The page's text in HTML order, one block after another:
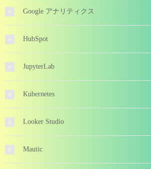
Google アナリティクス
HubSpot
JupyterLab
Kubernetes
Looker Studio
Mautic